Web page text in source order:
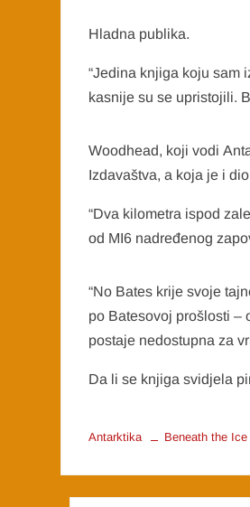
Hladna publika.
“Jedina knjiga koju sam
kasnije su se upristojili.
Woodhead, koji vodi
Izdavaštva, a koja je i
“Dva kilometra ispod
od MI6 nadređenog
“No Bates krije svoje
po Batesovoj prošlosti –
postaje nedostupna za
Da li se knjiga svidjela
Antarktika Beneath the Ice